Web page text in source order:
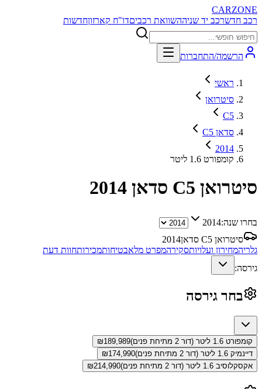
CARZONE
רכב חדשרכב יד שניההשוואת רכביםדו"ח קארזוןחדשות
הרשמה/התחברות
ראשי
סיטרואן
C5
C5 סדאן
2014
קומפורט 1.6 ליטר
סיטרואן C5 סדאן 2014
בחרו שנה:2014
סיטרואן C5 סדאן
2014
גלריהמחירון ועלויותסקירהמפרט מלאבטיחותמכירותחוות דעת
גירסה:
בחר גירסה
קומפורט 1.6 ליטר (דור 2 מתיחת פנים) ₪189,989
דיינמיק 1.6 ליטר (דור 2 מתיחת פנים)
₪174,990
אקסקלוסיב 1.6 ליטר (דור 2 מתיחת פנים)
₪214,990